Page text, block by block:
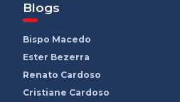
Blogs
Bispo Macedo
Ester Bezerra
Renato Cardoso
Cristiane Cardoso